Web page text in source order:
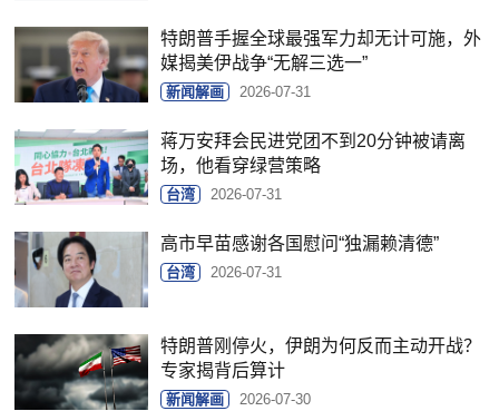
特朗普手握全球最强军力却无计可施，外
媒揭美伊战争“无解三选一”
新闻解画 2026-07-31
蒋万安拜会民进党团不到20分钟被请离
场，他看穿绿营策略
台湾 2026-07-31
高市早苗感谢各国慰问“独漏赖清德”
台湾 2026-07-31
特朗普刚停火，伊朗为何反而主动开战？
专家揭背后算计
新闻解画 2026-07-30